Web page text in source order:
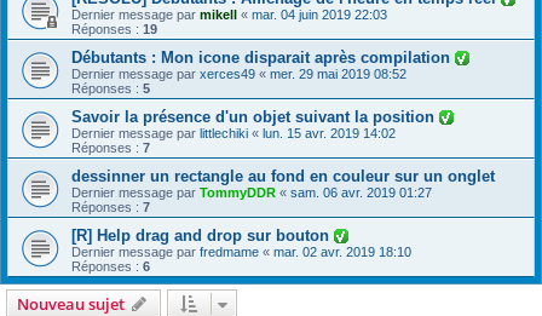
Dernier message par mikell « mar. 04 juin 2019 22:03
Réponses : 19
Débutants : Mon icone disparait après compilation
Dernier message par xerces49 « mer. 29 mai 2019 08:52
Réponses : 5
Savoir la présence d'un objet suivant la position
Dernier message par littlechiki « lun. 15 avr. 2019 14:02
Réponses : 7
dessinner un rectangle au fond en couleur sur un onglet
Dernier message par TommyDDR « sam. 06 avr. 2019 01:27
Réponses : 7
[R] Help drag and drop sur bouton
Dernier message par fredmame « mar. 02 avr. 2019 18:10
Réponses : 6
Nouveau sujet